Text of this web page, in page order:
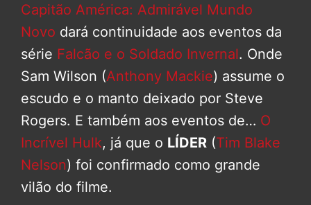
Capitão América: Admirável Mundo
Novo dará continuidade aos eventos da
série Falcão e o Soldado Invernal. Onde
Sam Wilson (Anthony Mackie) assume o
escudo e o manto deixado por Steve
Rogers. E também aos eventos de… O
Incrível Hulk, já que o LÍDER (Tim Blake
Nelson) foi confirmado como grande
vilão do filme.